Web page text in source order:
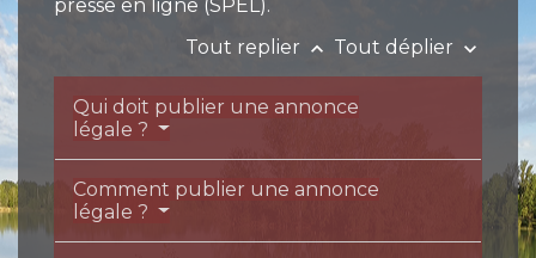
presse en ligne (SPEL).
Tout replier keyboard_arrow_up Tout déplier keyboard_arrow_down
Qui doit publier une annonce
légale ?
Comment publier une annonce
légale ?